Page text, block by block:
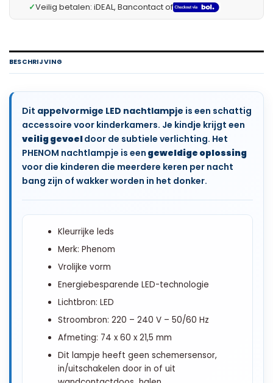
✓Veilig betalen: iDEAL, Bancontact of
BESCHRIJVING
Dit appelvormige LED nachtlampje is een schattig
accessoire voor kinderkamers. Je kindje krijgt een
veilig gevoeldoor de subtiele verlichting. Het
PHENOM nachtlampje is een geweldige oplossing
voor die kinderen die meerdere keren per nacht
bang zijn of wakker worden in het donker.
Kleurrijke leds
Merk: Phenom
Vrolijke vorm
Energiebesparende LED-technologie
Lichtbron: LED
Stroombron: 220 – 240 V – 50/60 Hz
Afmeting: 74 x 60 x 21,5 mm
Dit lampje heeft geen schemersensor,
in/uitschakelen door in of uit